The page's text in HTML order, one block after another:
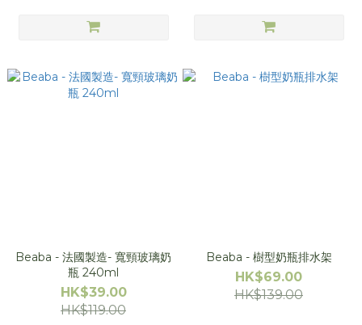
Beaba - 法國製造- 寬頸玻璃奶
瓶 240ml
HK$39.00
HK$119.00
Beaba - 樹型奶瓶排水架
HK$69.00
HK$139.00